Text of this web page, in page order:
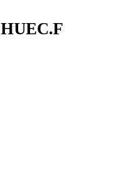
HUEC.F